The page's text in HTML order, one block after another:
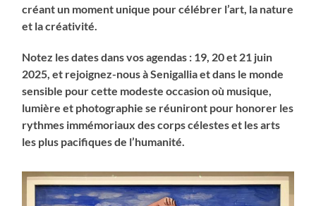
créant un moment unique pour célébrer l’art, la nature
et la créativité.
Notez les dates dans vos agendas : 19, 20 et 21 juin
2025, et rejoignez-nous à Senigallia et dans le monde
sensible pour cette modeste occasion où musique,
lumière et photographie se réuniront pour honorer les
rythmes immémoriaux des corps célestes et les arts
les plus pacifiques de l’humanité.